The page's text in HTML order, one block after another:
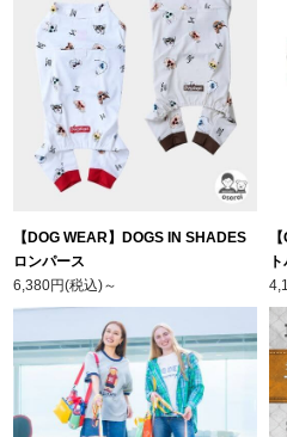
【DOG WEAR】DOGS IN SHADES
ロンパース
6,380円(税込)～